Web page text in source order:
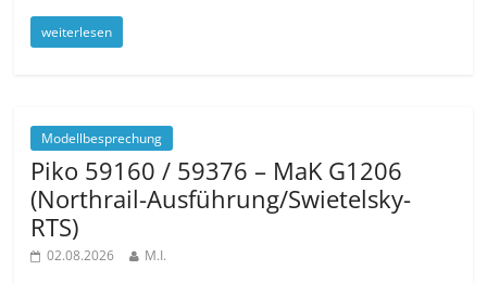
weiterlesen
Modellbesprechung
Piko 59160 / 59376 – MaK G1206
(Northrail-Ausführung/Swietelsky-
RTS)
02.08.2026 M.I.